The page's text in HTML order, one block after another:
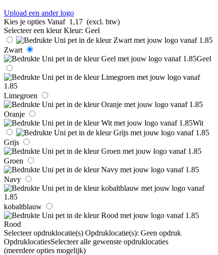
Upload een ander logo
Kies je opties Vanaf 1,17 (excl. btw)
Selecteer een kleur Kleur: Geel
Zwart
Geel
Limegroen
Oranje
Wit
Grijs
Groen
Navy
kobaltblauw
Rood
Selecteer opdruklocatie(s) Opdruklocatie(s): Geen opdruk
OpdruklocatiesSelecteer alle gewenste opdruklocaties
(meerdere opties mogelijk)